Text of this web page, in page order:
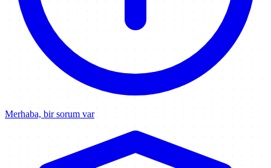
Merhaba, bir sorum var